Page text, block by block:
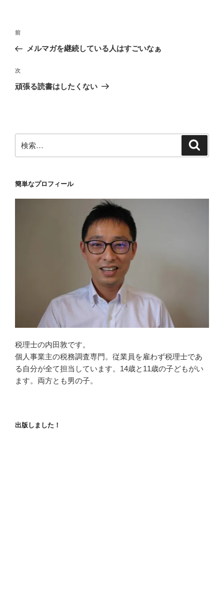
投
ナ
ビ
ゲ
ン
前
の
稿
前
メルマガを継続している人はすごいなぁ
次
の
次
頑張る読書はしたくない
索:
簡単なプロフィール
税理士の内田敦です。
個人事業主の税務調査専門。従業員を雇わず税理士であ
る自分が全て担当しています。14歳と11歳の子どもがい
ます。両方とも男の子。
出版しました！